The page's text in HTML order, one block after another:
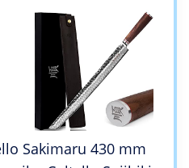
Sakimaru 430 mm